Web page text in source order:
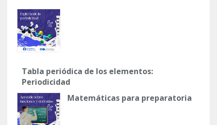
Tabla periódica de los elementos:
Periodicidad
Matemáticas para preparatoria